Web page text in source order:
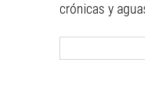
crónicas y